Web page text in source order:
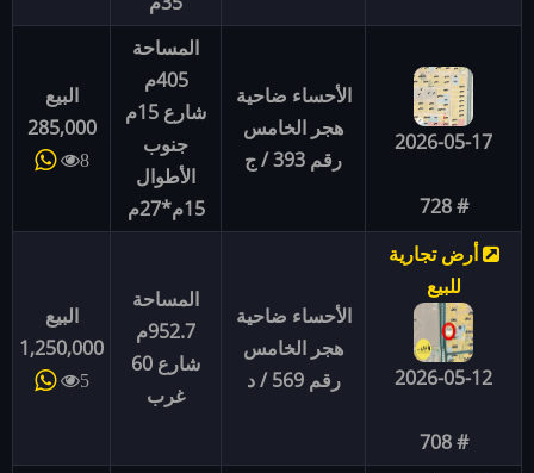
2026-05-17
# 728
الأحساء ضاحية
هجر الخامس
رقم 393 / ج
المساحة
405م
شارع 15م
جنوب
الأطوال
15م*27م
البيع
285,000
8
أرض تجارية
للبيع
2026-05-12
# 708
الأحساء ضاحية
هجر الخامس
رقم 569 / د
المساحة
952.7م
شارع 60
غرب
البيع
1,250,000
5